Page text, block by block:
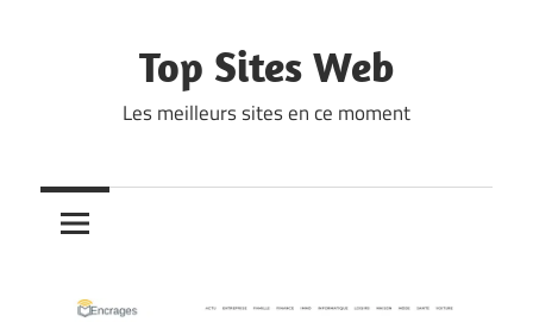
Top Sites Web
Les meilleurs sites en ce moment